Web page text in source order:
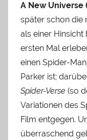
A New Universe
später schon die
als einer
ersten Mal
einen Spider-
Parker ist;
Spider-Verse (so
Variationen des
Film entgegen.
überraschend